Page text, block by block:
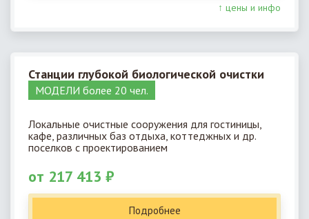
↑ цены и инфо
Станции глубокой биологической очистки
МОДЕЛИ более 20 чел.
Локальные очистные сооружения для гостиницы,
кафе, различных баз отдыха, коттеджных и др.
поселков с проектированием
от 217 413 ₽
Подробнее